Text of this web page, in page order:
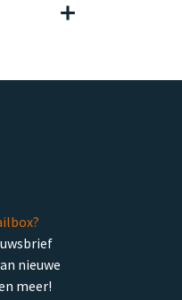
nieuwe
meer!